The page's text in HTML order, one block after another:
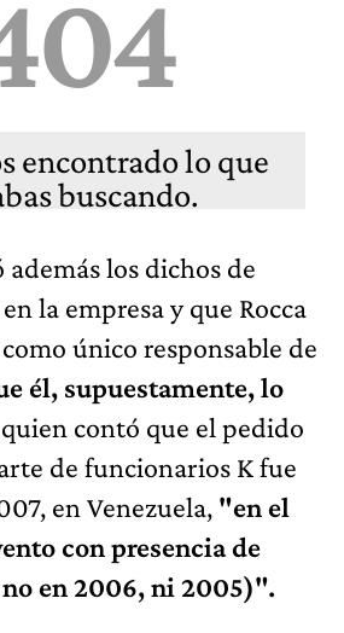
los dichos de
la empresa y que Rocca
único responsable de
él, supuestamente, lo
contó que el pedido
de funcionarios K fue
en Venezuela, "en el
con presencia de
no en 2006, ni 2005)".